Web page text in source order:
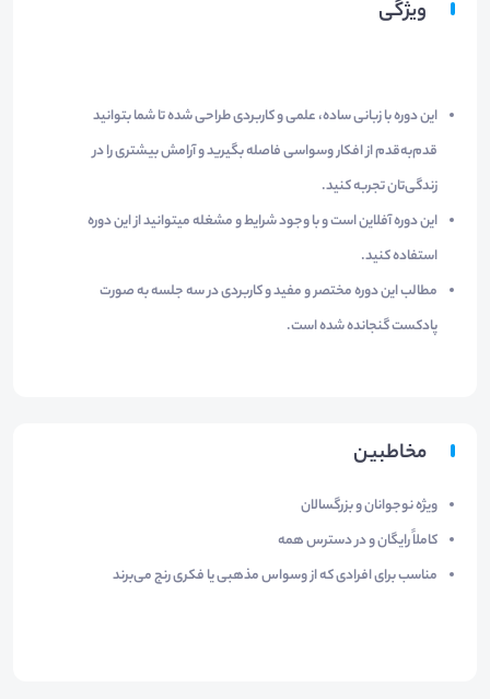
ویژگی
این دوره با زبانی ساده، علمی و کاربردی طراحی شده تا شما بتوانید
قدم‌به‌قدم از افکار وسواسی فاصله بگیرید و آرامش بیشتری را در
زندگی‌تان تجربه کنید.
این دوره آفلاین است و با وجود شرایط و مشغله میتوانید از این دوره
استفاده کنید.
مطالب این دوره مختصر و مفید و کاربردی در سه جلسه به صورت
پادکست گنجانده شده است.
مخاطبین
ویژه نوجوانان و بزرگسالان
کاملاً رایگان و در دسترس همه
مناسب برای افرادی که از وسواس مذهبی یا فکری رنج می‌برند